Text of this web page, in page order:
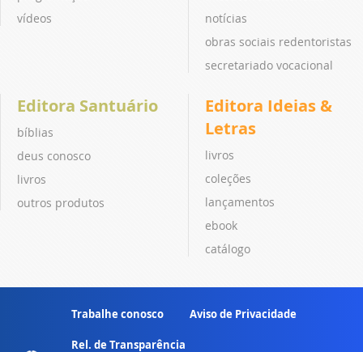
vídeos
notícias
obras sociais redentoristas
secretariado vocacional
Editora Santuário
bíblias
deus conosco
livros
outros produtos
Editora Ideias &
Letras
livros
coleções
lançamentos
ebook
catálogo
Trabalhe conosco Aviso de Privacidade
Rel. de Transparência